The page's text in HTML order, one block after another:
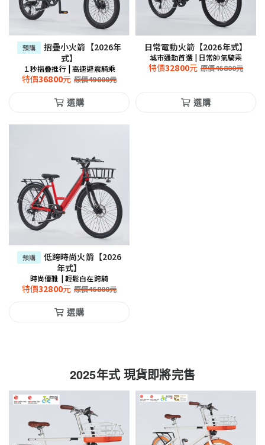
預購
摺疊小火箭【2026年
式】
１秒摺疊推行 | 高速避震騎乘
特價36800元 原價49800元
選購
日常電動火箭【2026年式】
城市通勤首選 | 日常帥氣騎乘
特價32800元 原價46800元
選購
預購
低跨時尚火箭【2026
年式】
時尚優雅 | 輕鬆自在跨騎
特價32800元 原價46800元
選購
2025年式 現貨即將完售